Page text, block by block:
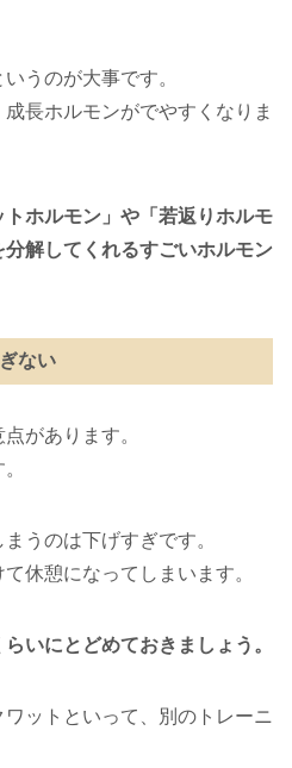
うのが大事です。
長ホルモンがでやすくなりま
ホルモン」や「若返りホルモ
解してくれるすごいホルモン
ない
があります。
うのは下げすぎです。
休憩になってしまいます。
いにとどめておきましょう。
ットといって、別のトレーニ